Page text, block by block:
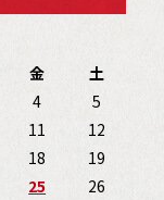
金 土
4
5
11
12
18
19
25
26